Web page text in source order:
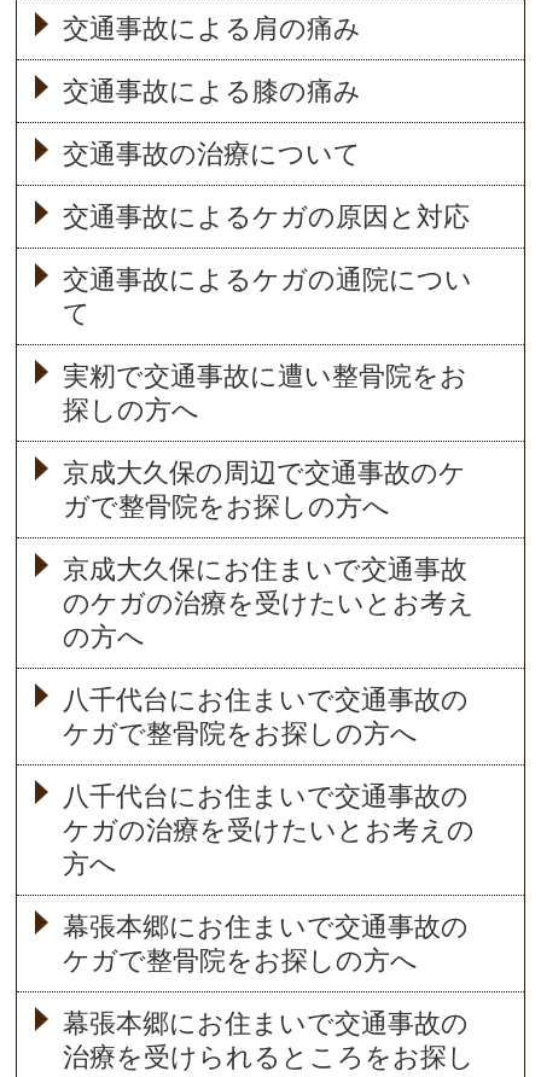
交通事故による肩の痛み
交通事故による膝の痛み
交通事故の治療について
交通事故によるケガの原因と対応
交通事故によるケガの通院につい
て
実籾で交通事故に遭い整骨院をお
探しの方へ
京成大久保の周辺で交通事故のケ
ガで整骨院をお探しの方へ
京成大久保にお住まいで交通事故
のケガの治療を受けたいとお考え
の方へ
八千代台にお住まいで交通事故の
ケガで整骨院をお探しの方へ
八千代台にお住まいで交通事故の
ケガの治療を受けたいとお考えの
方へ
幕張本郷にお住まいで交通事故の
ケガで整骨院をお探しの方へ
幕張本郷にお住まいで交通事故の
治療を受けられるところをお探し